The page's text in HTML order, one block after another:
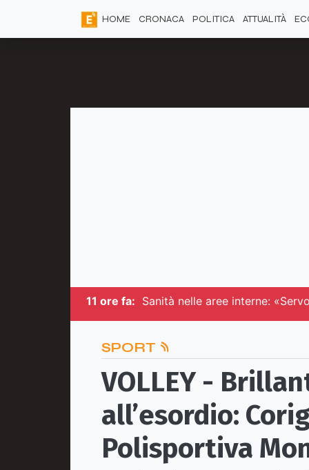
HOME CRONACA POLITICA ATTUALITÀ
11 ore fa: Sanità nelle aree interne:
SPORT
VOLLEY -
all’esordio:
Polisportiva